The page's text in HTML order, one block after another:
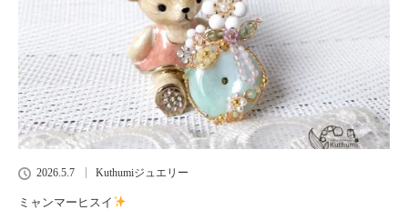
2026.5.7 Kuthumiジュエリー
ミャンマーヒスイ